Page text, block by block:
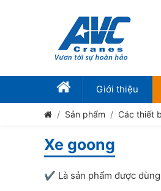
Giới thiệu
Sản phẩm Các thiết
Xe goong
✔️ Là sản phẩm được